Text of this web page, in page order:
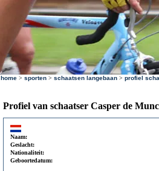
home > sporten > schaatsen langebaan > profiel
Profiel van schaatser Casper de
Naam:
Geslacht:
Nationaliteit:
Geboortedatum: